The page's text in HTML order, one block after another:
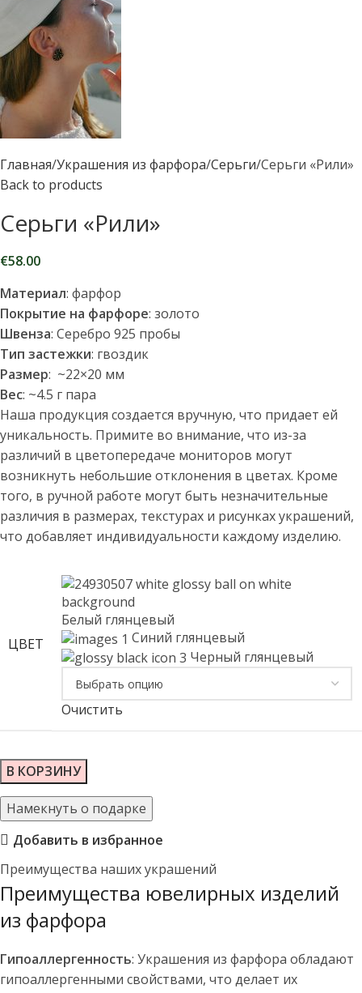
Главная Украшения из фарфора Серьги Серьги «Рили»
Back to products
Серьги «Рили»
€58.00
Материал: фарфор
Покрытие на фарфоре: золото
Швенза: Серебро 925 пробы
Тип застежки: гвоздик
Размер: ~22×20 мм
Вес: ~4.5 г пара
Наша продукция создается вручную, что придает ей
уникальность. Примите во внимание, что из-за
различий в цветопередаче мониторов могут
возникнуть небольшие отклонения в цветах. Кроме
того, в ручной работе могут быть незначительные
различия в размерах, текстурах и рисунках украшений,
что добавляет индивидуальности каждому изделию.
ЦВЕТ
Белый глянцевый
Синий глянцевый
Черный глянцевый
Очистить
В КОРЗИНУ
Намекнуть о подарке
Добавить в избранное
Преимущества наших украшений
Преимущества ювелирных изделий
из фарфора
Гипоаллергенность: Украшения из фарфора обладают
гипоаллергенными свойствами, что делает их